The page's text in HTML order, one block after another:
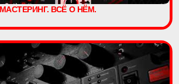
МАСТЕРИНГ. ВСЁ О НЁМ.